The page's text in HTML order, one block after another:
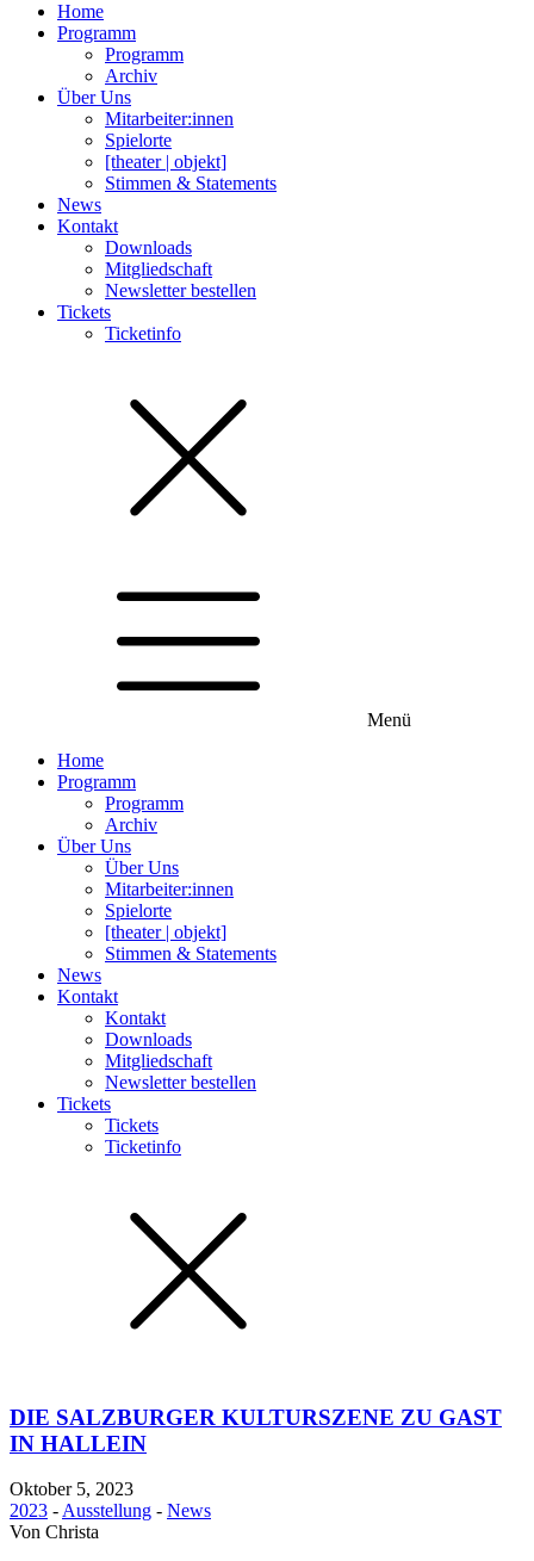
Home
Programm
Programm
Archiv
Über Uns
Mitarbeiter:innen
Spielorte
[theater | objekt]
Stimmen & Statements
News
Kontakt
Downloads
Mitgliedschaft
Newsletter bestellen
Tickets
Ticketinfo
Menü
Home
Programm
Programm
Archiv
Über Uns
Über Uns
Mitarbeiter:innen
Spielorte
[theater | objekt]
Stimmen & Statements
News
Kontakt
Kontakt
Downloads
Mitgliedschaft
Newsletter bestellen
Tickets
Tickets
Ticketinfo
DIE SALZBURGER KULTURSZENE ZU GAST
IN HALLEIN
Oktober 5, 2023
2023 -Ausstellung - News
Von Christa